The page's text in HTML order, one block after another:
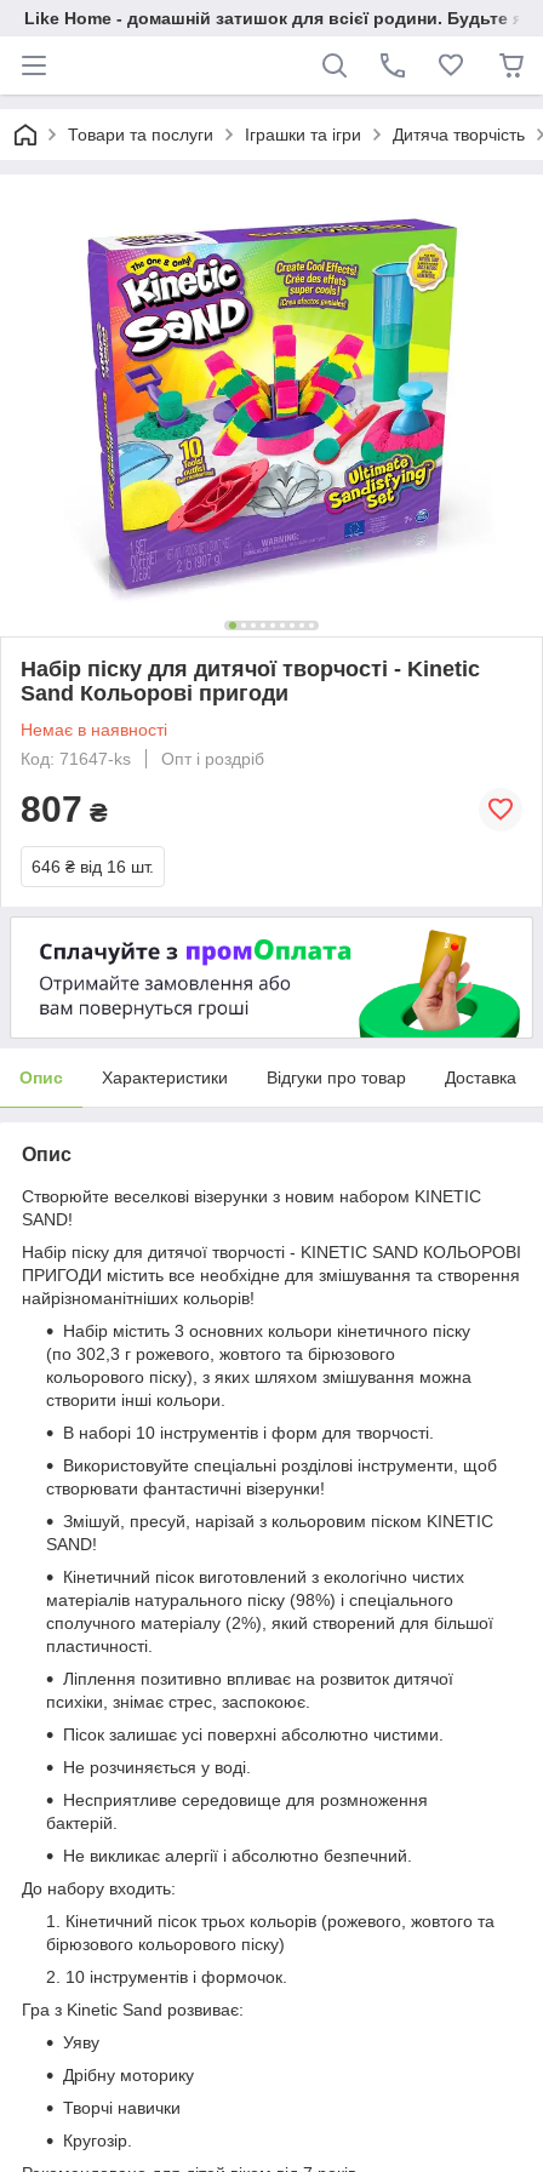
Like Home - домашній затишок для всієї родини. Будьте як
Товари та послуги Іграшки та ігри Дитяча творчість
Набір піску для дитячої творчості - Kinetic
Sand Кольорові пригоди
Немає в наявності
Код: 71647-ks
Опт і роздріб
807 ₴
646 ₴ від 16 шт.
Опис Характеристики Відгуки про товар Доставка
Опис
Створюйте веселкові візерунки з новим набором KINETIC
SAND!
Набір піску для дитячої творчості - KINETIC SAND КОЛЬОРОВІ
ПРИГОДИ містить все необхідне для змішування та створення
найрізноманітніших кольорів!
Набір містить 3 основних кольори кінетичного піску
(по 302,3 г рожевого, жовтого та бірюзового
кольорового піску), з яких шляхом змішування можна
створити інші кольори.
В наборі 10 інструментів і форм для творчості.
Використовуйте спеціальні розділові інструменти, щоб
створювати фантастичні візерунки!
Змішуй, пресуй, нарізай з кольоровим піском KINETIC
SAND!
Кінетичний пісок виготовлений з екологічно чистих
матеріалів натурального піску (98%) і спеціального
сполучного матеріалу (2%), який створений для більшої
пластичності.
Ліплення позитивно впливає на розвиток дитячої
психіки, знімає стрес, заспокоює.
Пісок залишає усі поверхні абсолютно чистими.
Не розчиняється у воді.
Несприятливе середовище для розмноження
бактерій.
Не викликає алергії і абсолютно безпечний.
До набору входить:
Кінетичний пісок трьох кольорів (рожевого, жовтого та
бірюзового кольорового піску)
10 інструментів і формочок.
Гра з Kinetic Sand розвиває:
Уяву
Дрібну моторику
Творчі навички
Кругозір.